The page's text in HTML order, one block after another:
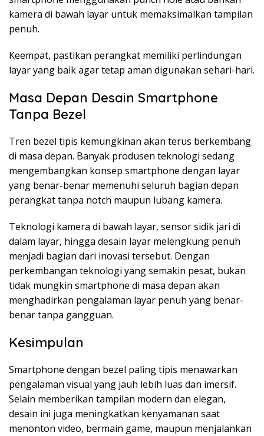
kamera di bawah layar untuk memaksimalkan tampilan
penuh.
Keempat, pastikan perangkat memiliki perlindungan
layar yang baik agar tetap aman digunakan sehari-hari.
Masa Depan Desain Smartphone
Tanpa Bezel
Tren bezel tipis kemungkinan akan terus berkembang
di masa depan. Banyak produsen teknologi sedang
mengembangkan konsep smartphone dengan layar
yang benar-benar memenuhi seluruh bagian depan
perangkat tanpa notch maupun lubang kamera.
Teknologi kamera di bawah layar, sensor sidik jari di
dalam layar, hingga desain layar melengkung penuh
menjadi bagian dari inovasi tersebut. Dengan
perkembangan teknologi yang semakin pesat, bukan
tidak mungkin smartphone di masa depan akan
menghadirkan pengalaman layar penuh yang benar-
benar tanpa gangguan.
Kesimpulan
Smartphone dengan bezel paling tipis menawarkan
pengalaman visual yang jauh lebih luas dan imersif.
Selain memberikan tampilan modern dan elegan,
desain ini juga meningkatkan kenyamanan saat
menonton video, bermain game, maupun menjalankan